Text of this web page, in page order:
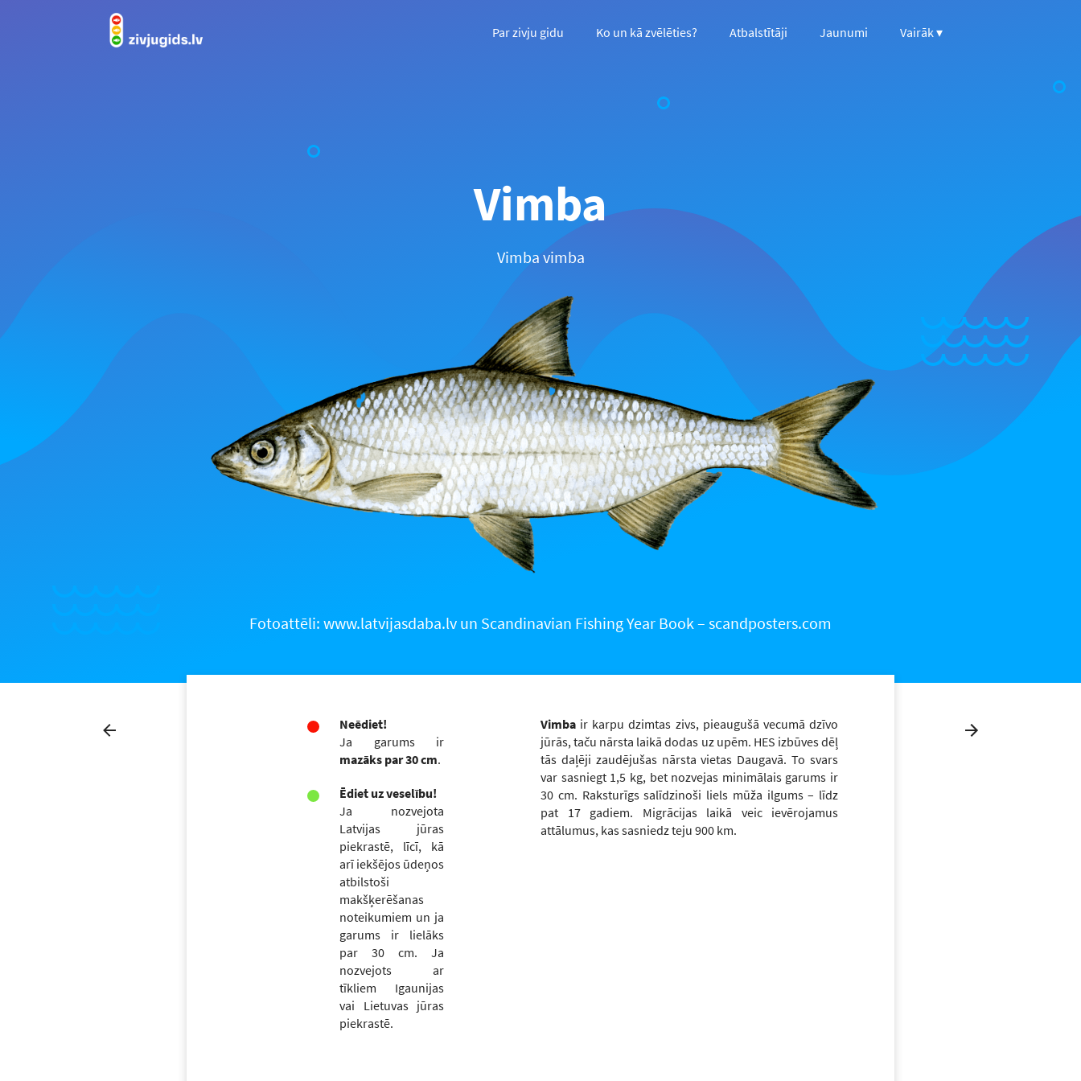
Par zivju gidu Ko un kā zvēlēties? Atbalstītāji Jaunumi
Vimba
Vimba vimba
Fotoattēli: www.latvijasdaba.lv un Scandinavian Fishing Year Book – scandposters.com
Neēdiet!
Ja garums ir
mazāks par 30 cm.
Ēdiet uz veselību!
Ja nozvejota
Latvijas jūras
piekrastē, līcī, kā
arī iekšējos ūdeņos
atbilstoši
makšķerēšanas
noteikumiem un ja
garums ir lielāks
par 30 cm. Ja
nozvejots ar
tīkliem Igaunijas
vai Lietuvas jūras
piekrastē.
Vimba ir karpu dzimtas zivs, pieaugušā vecumā dzīvo
jūrās, taču nārsta laikā dodas uz upēm. HES izbūves dēļ
tās daļēji zaudējušas nārsta vietas Daugavā. To svars
var sasniegt 1,5 kg, bet nozvejas minimālais garums ir
30 cm. Raksturīgs salīdzinoši liels mūža ilgums – līdz
pat 17 gadiem. Migrācijas laikā veic ievērojamus
attālumus, kas sasniedz teju 900 km.